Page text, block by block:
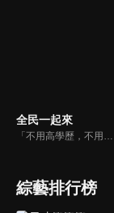
全民一起來
「不用高學歷，不用會答題，全民一起來，獎金拿不完！」《全民一起來》是一檔結合手機遊戲的大型現場直播益智節目，「記憶、觀察、反應、平衡、敏捷...」，多道關卡考驗挑戰者的多元智能及體能，見證藝人明星各項不可思議的挑戰。
綜藝排行榜